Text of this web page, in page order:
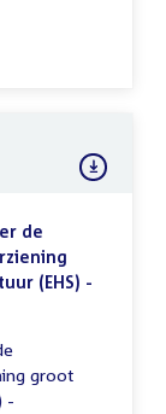
de
(EHS) -
groot
-